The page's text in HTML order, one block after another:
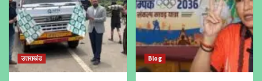
उत्तराखंड Blog